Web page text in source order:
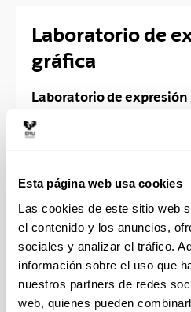
Esta página web usa cookies
Las cookies de este sitio web
el contenido y los anuncios,
sociales y analizar el tráfico.
información sobre el uso que
nuestros partners de redes
web, quienes pueden
Laboratorio de
gráfica
Laboratorio de
PRACTICAS
Se realizan en el laboratorio
primer curso y tercer curso,
trabajar con programas de
Autocad o Solid-edge) así
de proyectos fin de Grado
EQUIPAMIENTO: